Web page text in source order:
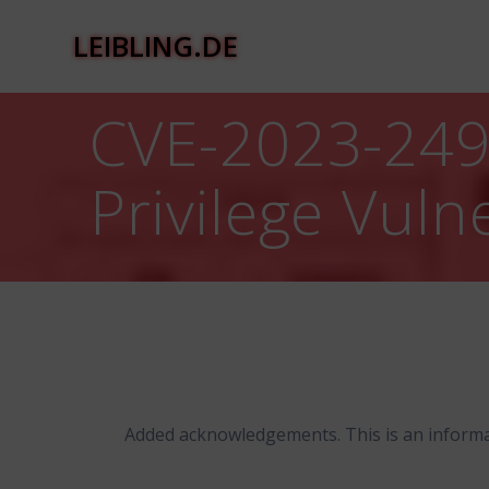
LEIBLING.DE
CVE-2023-
Privilege
Added acknowledgements. This is an